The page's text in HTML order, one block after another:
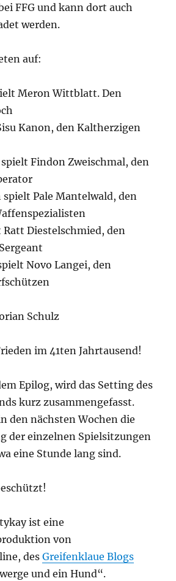
FFG und kann dort auch
werden.
auf:
Meron Wittblatt. Den
Kanon, den Kaltherzigen
Findon Zweischmal, den
spielt Pale Mantelwald, den
Ratt Diestelschmied, den
Novo Langei, den
Schulz
im 41ten Jahrtausend!
Epilog, wird das Setting des
kurz zusammengefasst.
den nächsten Wochen die
der einzelnen Spielsitzungen
eine Stunde lang sind.
ist eine
von
desGreifenklaue Blogs
und ein Hund“.